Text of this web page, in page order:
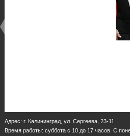
Адрес: г. Калининград, ул. Сергеева, 23-11
Время работы: суббота с 10 до 17 часов. С